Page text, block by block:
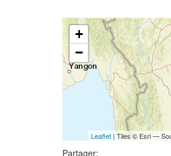
+
−
Leaflet| Tiles © Esri —
Partager: